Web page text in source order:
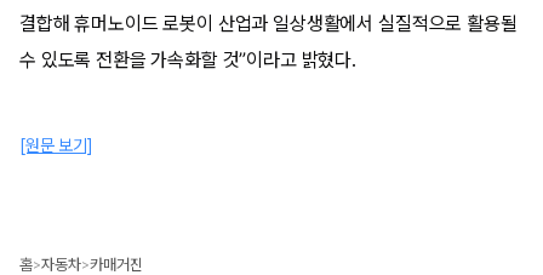
결합해 휴머노이드 로봇이 산업과 일상생활에서 실질적으로 활용될
수 있도록 전환을 가속화할 것”이라고 밝혔다.
[원문 보기]
홈>자동차>카매거진